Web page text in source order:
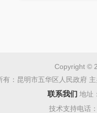
Copyright ©
有：昆明市五华区人民政府
联系我们 地址
技术支持电话